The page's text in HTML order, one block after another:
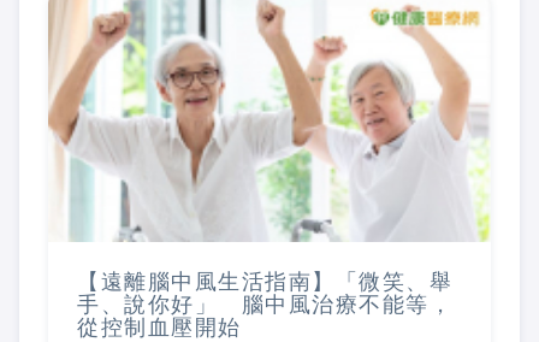
【遠離腦中風生活指南】「微笑、舉
手、說你好」 腦中風治療不能等，
從控制血壓開始